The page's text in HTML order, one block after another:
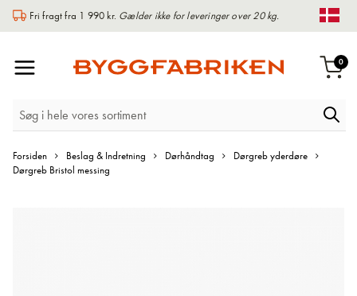
Fri fragt fra 1 990 kr. Gælder ikke for leveringer over 20 kg.
0
Forsiden Beslag & Indretning Dørhåndtag
Dørgreb yderdøre
Dørgreb Bristol messing